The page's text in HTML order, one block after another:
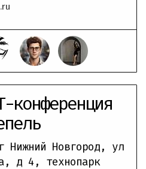
конференция
г Нижний Новгород, ул
д 4 , технопарк